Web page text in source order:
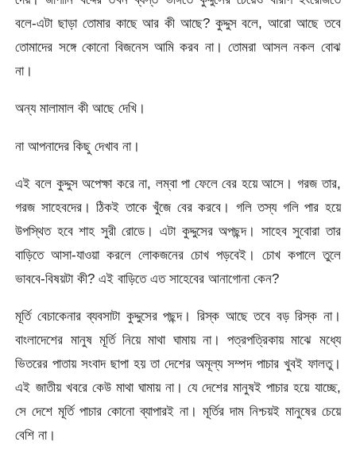
বলে-এটা ছাড়া তোমার কাছে আর কী আছে? কুদ্দুস বলে, আরো আছে তবে
তোমাদের সঙ্গে কোনো বিজনেস আমি করব না। তোমরা আসল নকল বোঝ
না।
অন্য মালামাল কী আছে দেখি।
না আপনাদের কিছু দেখাব না।
এই বলে কুদ্দুস অপেক্ষা করে না, লম্বা পা ফেলে বের হয়ে আসে। গরজ তার,
গরজ সাহেবদের। ঠিকই তাকে খুঁজে বের করবে। গলি তস্য গলি পার হয়ে
উপস্থিত হবে শাহ সুরী রোডে। এটা কুদ্দুসের অপছন্দ। সাহেব সুবোরা তার
বাড়িতে আসা-যাওয়া করলে লোকজনের চোখ পড়বেই। চোখ কপালে তুলে
ভাববে-বিষয়টা কী? এই বাড়িতে এত সাহেবের আনাগোনা কেন?
মূর্তি বেচাকেনার ব্যবসাটা কুদ্দুসের পছন্দ। রিস্ক আছে তবে বড় রিস্ক না।
বাংলাদেশের মানুষ মূর্তি নিয়ে মাথা ঘামায় না। পত্রপত্রিকায় মাঝে মধ্যে
ভিতরের পাতায় সংবাদ ছাপা হয় তা দেশের অমূল্য সম্পদ পাচার খুবই ফালতু।
এই জাতীয় খবরে কেউ মাথা ঘামায় না। যে দেশের মানুষই পাচার হয়ে যাচ্ছে,
সে দেশে মূর্তি পাচার কোনো ব্যাপারই না। মূর্তির দাম নিশ্চয়ই মানুষের চেয়ে
বেশি না।